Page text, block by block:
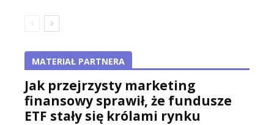
MATERIAŁ PARTNERA
Jak przejrzysty marketing
finansowy sprawił, że fundusze
ETF stały się królami rynku